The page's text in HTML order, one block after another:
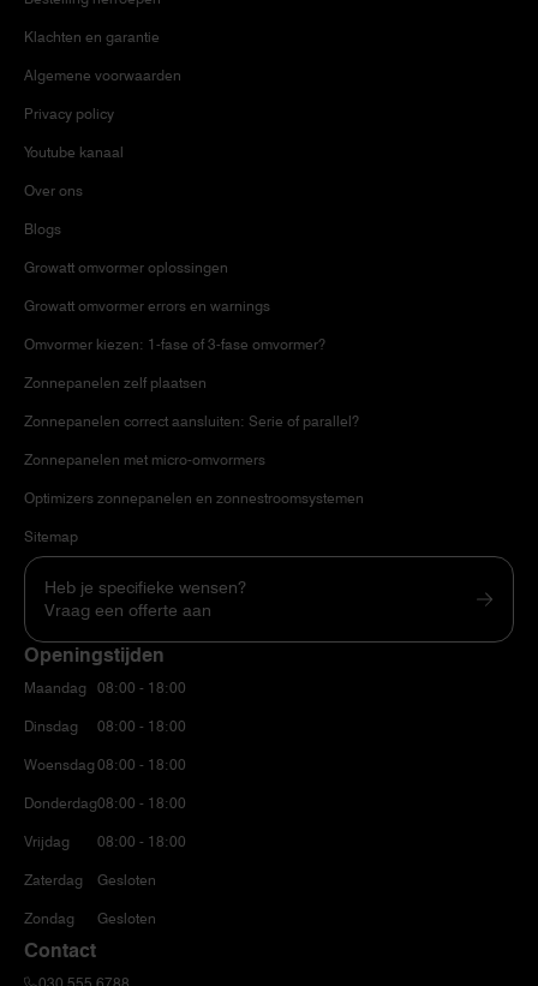
Klachten en garantie
Algemene voorwaarden
Privacy policy
Youtube kanaal
Over ons
Blogs
Growatt omvormer oplossingen
Growatt omvormer errors en warnings
Omvormer kiezen: 1-fase of 3-fase omvormer?
Zonnepanelen zelf plaatsen
Zonnepanelen correct aansluiten: Serie of parallel?
Zonnepanelen met micro-omvormers
Optimizers zonnepanelen en zonnestroomsystemen
Sitemap
Heb je specifieke wensen?
Vraag een offerte aan
Openingstijden
Maandag
Dinsdag
Woensdag
Donderdag
Vrijdag
Zaterdag
Zondag
08:00 - 18:00
08:00 - 18:00
08:00 - 18:00
08:00 - 18:00
08:00 - 18:00
Gesloten
Gesloten
Contact